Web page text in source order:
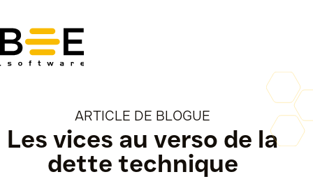
contenu
ARTICLE DE BLOGUE
Les vices au verso de la
dette technique